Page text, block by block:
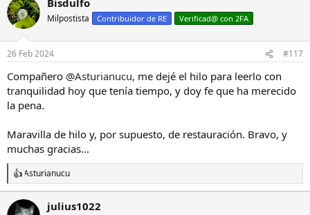
c
c
i
e
:
Milpostista Contribuidor de RE Verificad@ con 2FA
26 Feb 2024 #117
Compañero @Asturianucu, me dejé el hilo para leerlo con
tranquilidad hoy que tenía tiempo, y doy fe que ha merecido
la pena.
Maravilla de hilo y, por supuesto, de restauración. Bravo, y
muchas gracias...
R
e
a
c
Asturianucu
julius1022